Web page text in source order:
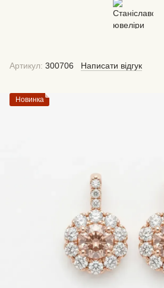
Артикул: 300706 Написати відгук
Новинка